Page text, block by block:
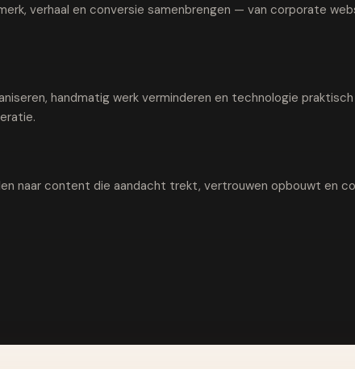
verhaal en conversie samenbrengen — van corporate
handmatig werk verminderen en technologie
naar content die aandacht trekt, vertrouwen opbouwt en